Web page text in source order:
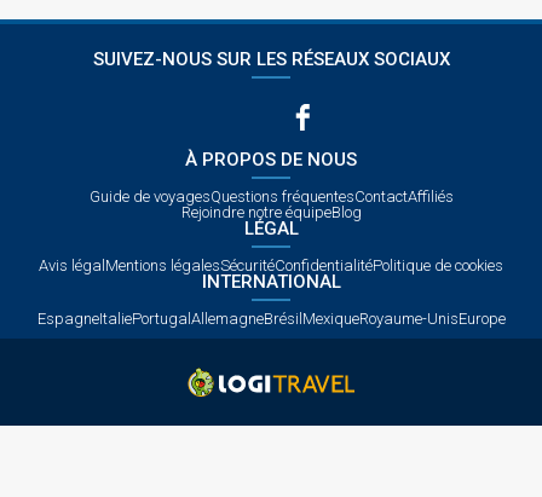
SUIVEZ-NOUS SUR LES RÉSEAUX SOCIAUX
À PROPOS DE NOUS
Guide de voyagesQuestions fréquentesContactAffiliés
Rejoindre notre équipeBlog
LÉGAL
Avis légal Mentions légalesSécuritéConfidentialitéPolitique de cookies
INTERNATIONAL
EspagneItaliePortugal AllemagneBrésil MexiqueRoyaume-UnisEurope